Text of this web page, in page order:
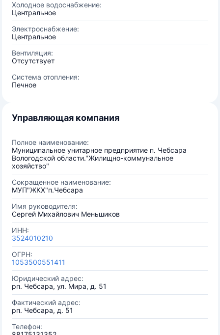
Холодное водоснабжение:
Центральное
Электроснабжение:
Центральное
Вентиляция:
Отсутствует
Система отопления:
Печное
Управляющая компания
Полное наименование:
Муниципальное унитарное предприятие п. Чебсара
Вологодской области."Жилищно-коммунальное
хозяйство"
Сокращенное наименование:
МУП"ЖКХ"п.Чебсара
Имя руководителя:
Сергей Михайлович Меньшиков
ИНН:
3524010210
ОГРН:
1053500551411
Юридический адрес:
рп. Чебсара, ул. Мира, д. 51
Фактический адрес:
рп. Чебсара, д. 51
Телефон: